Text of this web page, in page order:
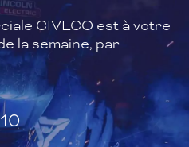
CIVECO est àvotre
la semaine, par